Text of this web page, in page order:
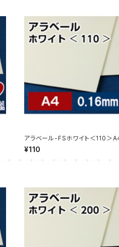
アラベール-FSホワイト＜110＞
プル販売】
¥110